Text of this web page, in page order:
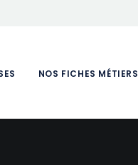
NOS FICHES MÉTIERS